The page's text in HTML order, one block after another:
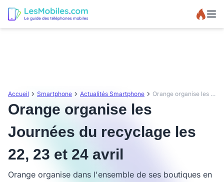
Accueil Smartphone Actualités Smartphone Orange organise les Journées du recyclage les 22, 23 et 24 avril
Orange organise les
Journées du recyclage les
22, 23 et 24 avril
Orange organise dans l'ensemble de ses boutiques en